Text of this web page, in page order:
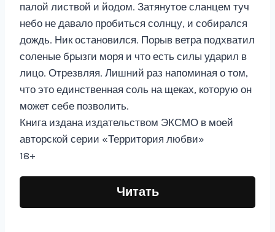
палой листвой и йодом. Затянутое сланцем туч
небо не давало пробиться солнцу, и собирался
дождь. Ник остановился. Порыв ветра подхватил
соленые брызги моря и что есть силы ударил в
лицо. Отрезвляя. Лишний раз напоминая о том,
что это единственная соль на щеках, которую он
может себе позволить.
Книга издана издательством ЭКСМО в моей
авторской серии «Территория любви»
18+
Читать